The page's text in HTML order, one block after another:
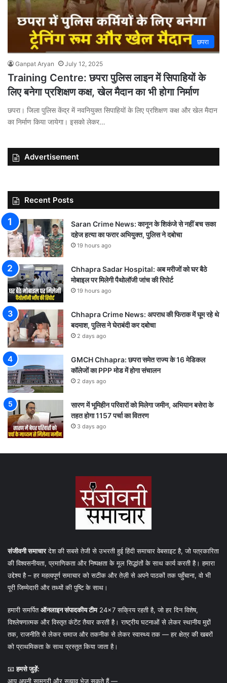
छपरा
Ganpat Aryan July 12, 2025
Training Centre: छपरा पुलिस लाइन में सिपाहियों के
लिए बनेगा प्रशिक्षण कक्ष, खेल मैदान का भी होगा निर्माण
छपरा। जिला पुलिस केंद्र में नवनियुक्त सिपाहियों के लिए प्रशिक्षण कक्ष और खेल मैदान
का निर्माण किया जायेगा। इसको लेकर…
Advertisement
Recent Posts
Saran Crime News: कानून के शिकंजे से नहीं बच सका
दहेज हत्या का फरार अभियुक्त, पुलिस ने दबोचा
19 hours ago
Chhapra Sadar Hospital: अब मरीजों को घर बैठे
मोबाइल पर मिलेगी पैथोलॉजी जांच की रिपोर्ट
19 hours ago
Chhapra Crime News: अपराध की फिराक में घूम रहे थे
बदमाश, पुलिस ने घेराबंदी कर दबोचा
2 days ago
GMCH Chhapra: छपरा समेत राज्य के 16 मेडिकल
कॉलेजों का PPP मोड में होगा संचालन
2 days ago
सारण में भूमिहीन परिवारों को मिलेगा जमीन, अभियान बसेरा के
तहत होगा 1157 पर्चा का वितरण
3 days ago
संजीवनी समाचारदेश की सबसे तेजी से उभरती हुई हिंदी समाचार वेबसाइट है, जो पत्रकारिता
की विश्वसनीयता, प्रमाणिकता और निष्पक्षता के मूल सिद्धांतों के साथ कार्य करती है। हमारा
उद्देश्य है – हर महत्वपूर्ण समाचार को सटीक और तेज़ी से अपने पाठकों तक पहुँचाना, वो भी
पूरी जिम्मेदारी और तथ्यों की पुष्टि के साथ।
हमारी समर्पितऑनलाइन संपादकीय टीम24×7 सक्रिय रहती है, जो हर दिन विशेष,
विश्लेषणात्मक और विस्तृत कंटेंट तैयार करती है। राष्ट्रीय घटनाओं से लेकर स्थानीय मुद्दों
तक, राजनीति से लेकर समाज और तकनीक से लेकर स्वास्थ्य तक — हर क्षेत्र की खबरों
को प्राथमिकता के साथ प्रस्तुत किया जाता है।
📧हमसे जुड़ें:
आप अपनी सामग्री और सुझाव भेज सकते हैं —